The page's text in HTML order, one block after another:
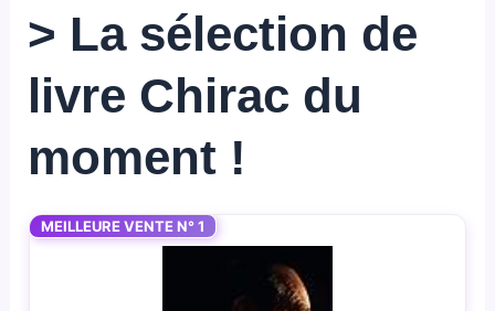
> La sélection de
livre Chirac du
moment !
MEILLEURE VENTE N° 1